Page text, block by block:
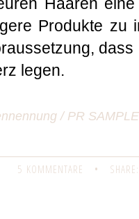
Produkte zu
legen.
/ PR
5 KOMMENTARE • SHARE: